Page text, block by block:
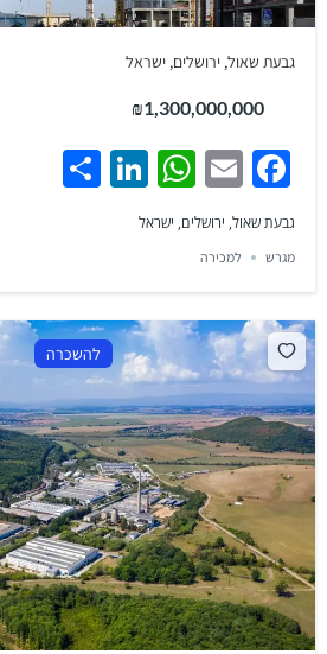
גבעת שאול, ירושלים, ישראל
₪1,300,000,000
Facebook
Email
WhatsApp
LinkedIn
Share
גבעת שאול, ירושלים, ישראל
מגרש למכירה
להשכרה